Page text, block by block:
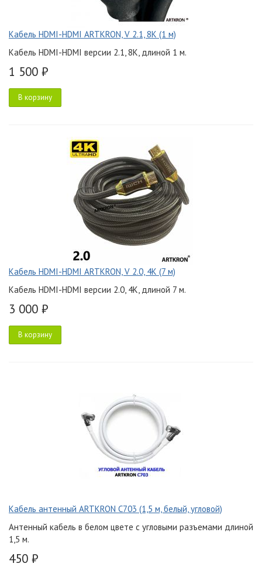
Кабель HDMI-HDMI ARTKRON, V 2.1, 8K (1 м)
Кабель HDMI-HDMI версии 2.1, 8K, длиной 1 м.
1 500 ₽
В корзину
Кабель HDMI-HDMI ARTKRON, V 2.0, 4K (7 м)
Кабель HDMI-HDMI версии 2.0, 4K, длиной 7 м.
3 000 ₽
В корзину
Кабель антенный ARTKRON C703 (1,5 м, белый, угловой)
Антенный кабель в белом цвете с угловыми разъемами длиной
1,5 м.
450 ₽